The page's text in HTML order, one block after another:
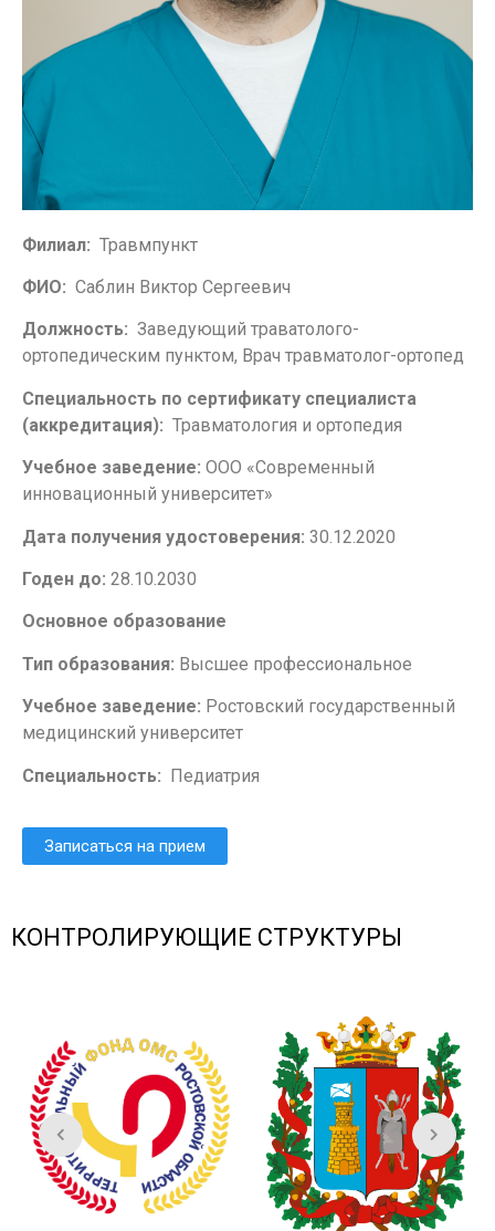
Филиал: Травмпункт
ФИО: Саблин Виктор Сергеевич
Должность: Заведующий траватолого-
ортопедическим пунктом, Врач травматолог-ортопед
Специальность по сертификату специалиста
(аккредитация): Травматология и ортопедия
Учебное заведение: ООО «Современный
инновационный университет»
Дата получения удостоверения: 30.12.2020
Годен до: 28.10.2030
Основное образование
Тип образования: Высшее профессиональное
Учебное заведение: Ростовский государственный
медицинский университет
Специальность: Педиатрия
Записаться на прием
КОНТРОЛИРУЮЩИЕ СТРУКТУРЫ